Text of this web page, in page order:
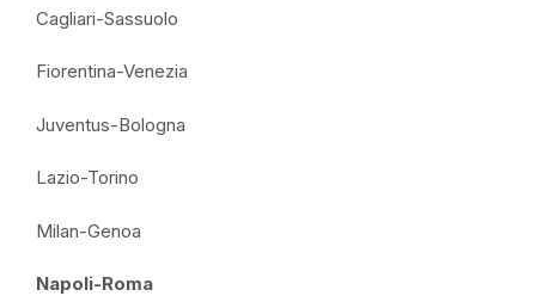
Cagliari-Sassuolo
Fiorentina-Venezia
Juventus-Bologna
Lazio-Torino
Milan-Genoa
Napoli-Roma